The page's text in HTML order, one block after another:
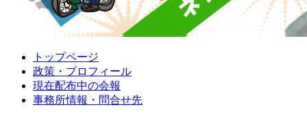
トップページ
政策・プロフィール
現在配布中の会報
事務所情報・問合せ先